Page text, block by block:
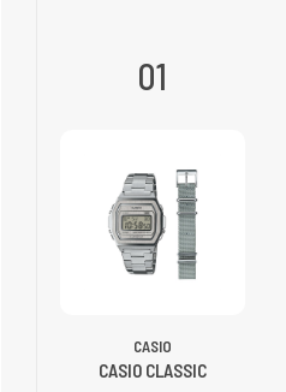
01
CASIO
CASIO CLASSIC